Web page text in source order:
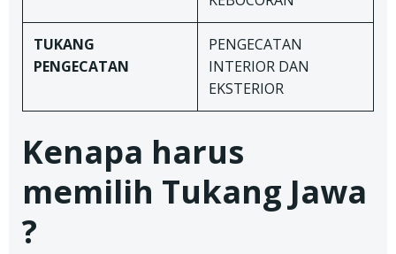
TUKANG
PENGECATAN
PENGECATAN
INTERIOR DAN
EKSTERIOR
Kenapa harus
memilih Tukang Jawa
?